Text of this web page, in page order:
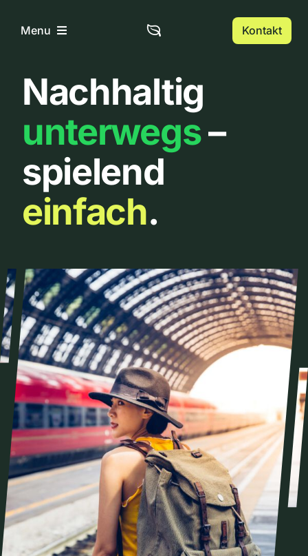
InhaltMenu
Home
Über uns
Urbanlist
Kontakt
Nachhaltig
unterwegs–
spielend
einfach.